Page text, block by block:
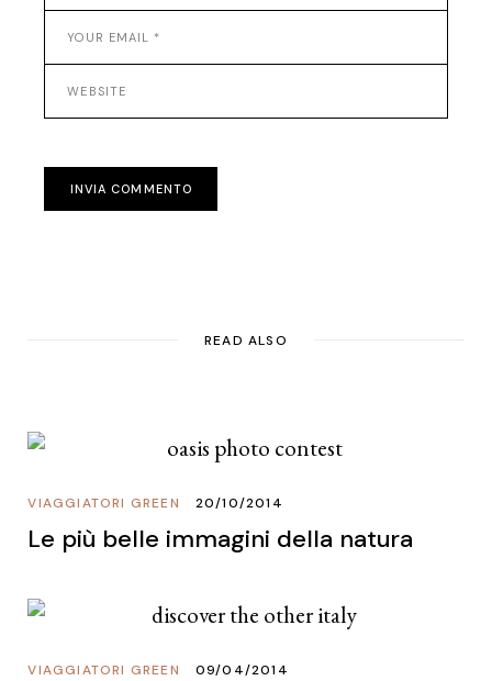
INVIA COMMENTO
READ ALSO
VIAGGIATORI GREEN 20/10/2014
Le più belle immagini della natura
VIAGGIATORI GREEN 09/04/2014